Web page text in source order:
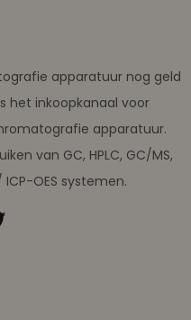
apparatuur nog geld
het inkoopkanaal voor
apparatuur.
van GC, HPLC, GC/MS,
ICP-OES systemen.